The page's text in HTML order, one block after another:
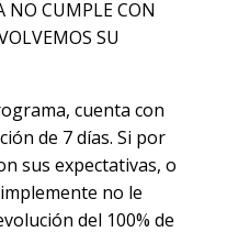
NO CUMPLE CON
SU
cuenta con
de 7 días. Si por
sus expectativas, o
no le
del 100% de